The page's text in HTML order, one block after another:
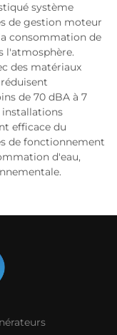
système
de gestion moteur
consommation de
l'atmosphère.
des matériaux
de 70 dBA à 7
installations
efficace du
de fonctionnement
d'eau,